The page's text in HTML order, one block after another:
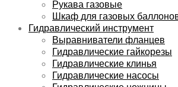
Рукава газовые
Шкаф для газовых
Гидравлический инструмент
Выравниватели фланцев
Гидравлические гайкорезы
Гидравлические клинья
Гидравлические насосы